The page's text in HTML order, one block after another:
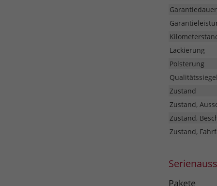
Garantiedauer
Lackierung
Polsterung
Qualitätssiegel
Zustand
Zustand,
Zustand,
Zustand,
Pakete